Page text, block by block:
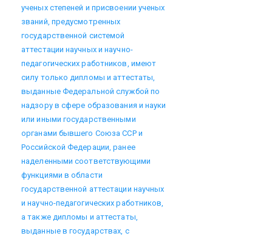
ученых степеней и присвоении ученых
званий, предусмотренных
государственной системой
аттестации научных и научно-
педагогических работников, имеют
силу только дипломы и аттестаты,
выданные Федеральной службой по
надзору в сфере образования и науки
или иными государственными
органами бывшего Союза ССР и
Российской Федерации, ранее
наделенными соответствующими
функциями в области
государственной аттестации научных
и научно-педагогических работников,
а также дипломы и аттестаты,
выданные в государствах, с